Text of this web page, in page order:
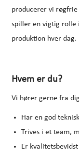
producerer vi
spiller en vigtig rolle
produktion hver dag.
Hvem er du?
Vi hører gerne fra
Har en god
Trives i et team,
Er